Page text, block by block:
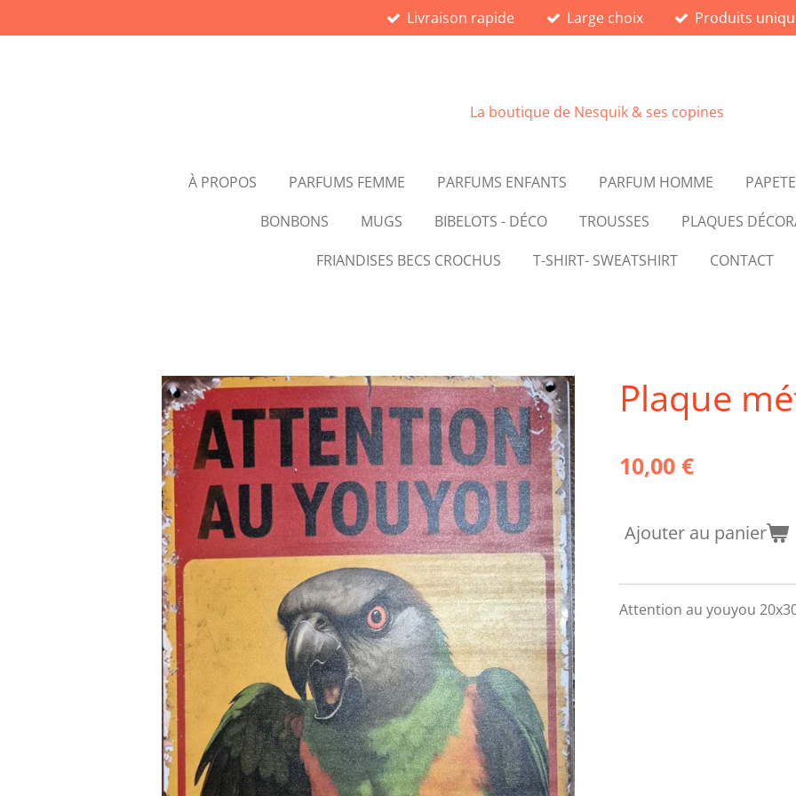
au
Livraison rapide Large choix Produits
La boutique de Nesquik & ses copines
À PROPOS PARFUMS FEMME PARFUMS ENFANTS PARFUM HOMME
BONBONS
MUGS BIBELOTS - DÉCO TROUSSES
PLAQUES
FRIANDISES BECS CROCHUS
T-SHIRT- SWEATSHIRT CONTACT
Plaque
10,00 €
Ajouter au panier
Attention au youyou